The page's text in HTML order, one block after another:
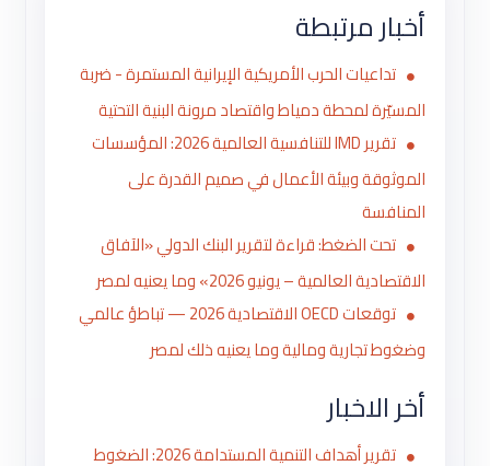
أخبار مرتبطة
تداعيات الحرب الأمريكية الإيرانية المستمرة - ضربة
المسيّرة لمحطة دمياط واقتصاد مرونة البنية التحتية
تقرير IMD للتنافسية العالمية 2026: المؤسسات
الموثوقة وبيئة الأعمال في صميم القدرة على
المنافسة
تحت الضغط: قراءة لتقرير البنك الدولي «الآفاق
الاقتصادية العالمية – يونيو 2026» وما يعنيه لمصر
توقعات OECD الاقتصادية 2026 — تباطؤ عالمي
وضغوط تجارية ومالية وما يعنيه ذلك لمصر
أخر الاخبار
تقرير أهداف التنمية المستدامة 2026: الضغوط